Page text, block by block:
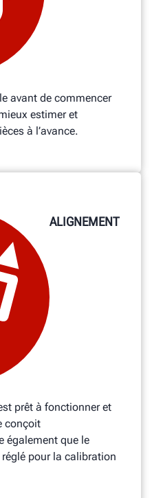
avant de commencer
estimer et
à l’avance.
ALIGNEMENT
prêt à fonctionner et
conçoit
également que le
pour la calibration